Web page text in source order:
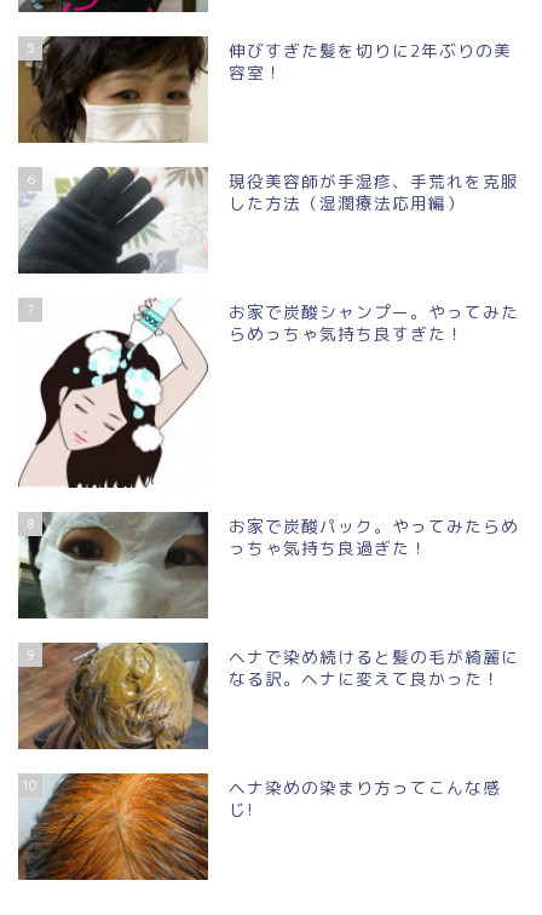
5
伸びすぎた髪を切りに2年ぶりの美
容室！
6
現役美容師が手湿疹、手荒れを克服
した方法（湿潤療法応用編）
7
お家で炭酸シャンプー。やってみた
らめっちゃ気持ち良すぎた！
8
お家で炭酸パック。やってみたらめ
っちゃ気持ち良過ぎた！
9
ヘナで染め続けると髪の毛が綺麗に
なる訳。ヘナに変えて良かった！
10
ヘナ染めの染まり方ってこんな感
じ!